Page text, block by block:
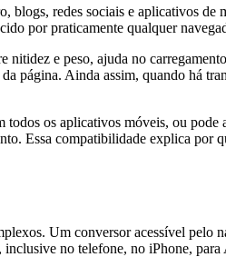
redes sociais e aplicativos de
por praticamente qualquer
e peso, ajuda no
página. Ainda assim, quando há
os aplicativos móveis, ou pode
Essa compatibilidade explica por
Um conversor acessível pelo
no telefone, no iPhone,